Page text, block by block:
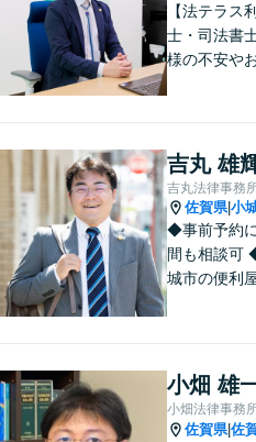
【法テラス
士・司法書
様の不安や
たします。
お悩みを話
を心がけて
吉丸 雄
吉丸法律事務
佐賀県|小
◆事前予約
間も相談可 ◆法テラス可 【小
城市の便利
小畑 雄
小畑法律事務
佐賀県|佐